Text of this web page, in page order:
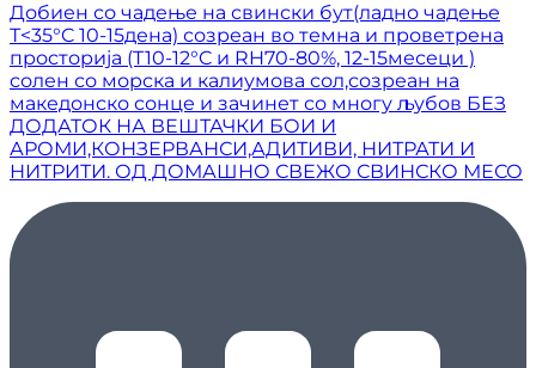
Добиен со чадење на свински бут(ладно чадење
Т<35°C 10-15дена) созреан во темна и проветрена
просторија (T10-12°C и RH70-80%, 12-15месеци )
солен со морска и калиумова сол,созреан на
македонско сонце и зачинет со многу љубов БЕЗ
ДОДАТОК НА ВЕШТАЧКИ БОИ И
АРОМИ,КОНЗЕРВАНСИ,АДИТИВИ, НИТРАТИ И
НИТРИТИ. ОД ДОМАШНО СВЕЖО СВИНСКО МЕСО